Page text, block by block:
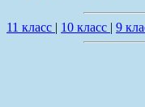
11 класс | 10 класс | 9